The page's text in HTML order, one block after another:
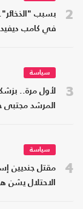
2
بسبب
في كامب ديفيد
3
سياسة
لأول مرة..
المرشد مجتبى
4
سياسة
مقتل جنديين
الاحتلال يشن